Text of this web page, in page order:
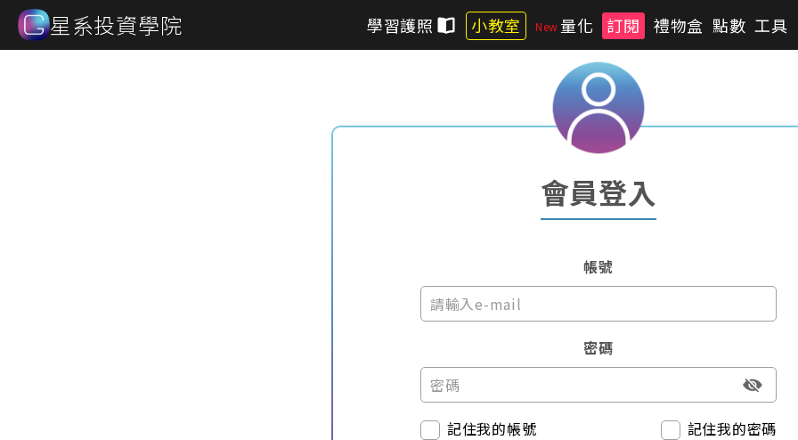
星系投資學院 學習護照 小教室 量化 訂閱 禮物盒 點數 工具
會員登入
帳號
密碼
記住我的帳號 記住我的密碼